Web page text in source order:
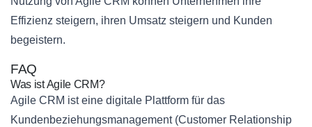
Effizienz steigern, ihren Umsatz steigern und Kunden
begeistern.
FAQ
Was ist Agile CRM?
Agile CRM ist eine digitale Plattform für das
Kundenbeziehungsmanagement (Customer Relationship